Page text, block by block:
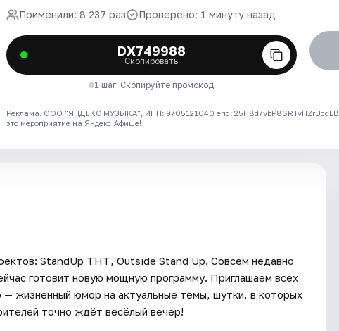
Применили: 8 237 раз Проверено: 1 минуту назад
DX749988
Скопировать
1 шаг. Скопируйте промокод
Реклама. ООО "ЯНДЕКС МУЗЫКА", ИНН: 9705121040 erid: 25H8d7vbP8SRTvHZrUcdLB
это мероприятие на Яндекс Афише!
StandUp ТНТ, Outside Stand Up. Совсем недавно
готовит новую мощную программу. Приглашаем всех
жизненный юмор на актуальные темы, шутки, в которых
точно ждёт весёлый вечер!